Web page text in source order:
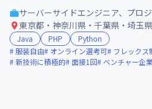
サーバーサイドエンジニア、プロ
東京都・神奈川県・千葉県・埼玉県
Java PHP
Python
服装自由
オンライン選考可 フレックス
新技術に積極的
面接1回 ベンチャー企